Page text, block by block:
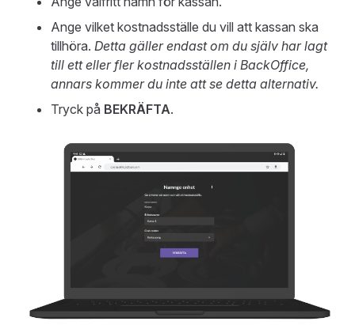
Ange vilket kostnadsställe du vill att kassan ska
tillhöra. Detta gäller endast om du själv har lagt
till ett eller fler kostnadsställen i BackOffice,
annars kommer du inte att se detta alternativ.
Tryck på BEKRÄFTA.